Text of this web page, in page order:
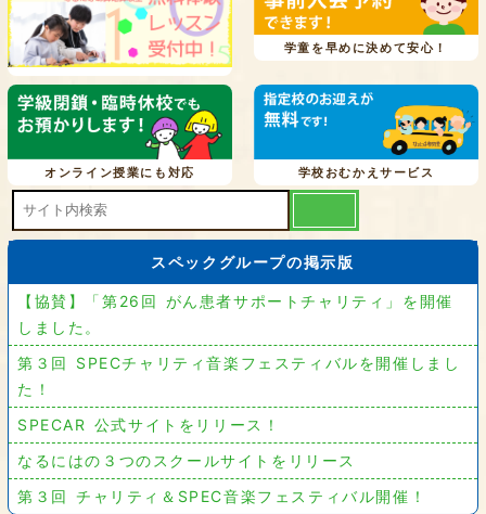
学童を早めに決めて安心！
オンライン授業にも対応 学校おむかえサービス
スペックグループの掲示版
【協賛】「第26回 がん患者サポートチャリティ」を開催
しました。
第３回 SPECチャリティ音楽フェスティバルを開催しまし
た！
SPECAR 公式サイトをリリース！
なるにはの３つのスクールサイトをリリース
第３回 チャリティ＆SPEC音楽フェスティバル開催！